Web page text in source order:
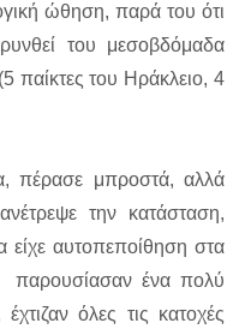
ώθηση, παρά του ότι
του μεσοβδόμαδα
παίκτες του Ηράκλειο, 4
πέρασε μπροστά, αλλά
την κατάσταση,
είχε αυτοπεποίθηση στα
παρουσίασαν ένα πολύ
όλες τις κατοχές